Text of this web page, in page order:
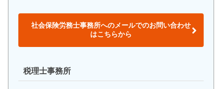
社会保険労務士事務所へのメールでのお問い合わせ
はこちらから
税理士事務所